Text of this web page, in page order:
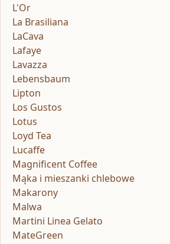
L'Or
La Brasiliana
LaCava
Lafaye
Lavazza
Lebensbaum
Lipton
Los Gustos
Lotus
Loyd Tea
Lucaffe
Magnificent Coffee
Mąka i mieszanki chlebowe
Makarony
Malwa
Martini Linea Gelato
MateGreen